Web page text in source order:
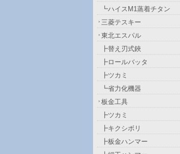
┗ハイスM1蒸着チタン
三菱テスキー
東北エスパル
┣替え刃式鋏
┣ロールバッタ
┣ツカミ
┗省力化機器
板金工具
┣ツカミ
┣キクシボリ
┣板金ハンマー